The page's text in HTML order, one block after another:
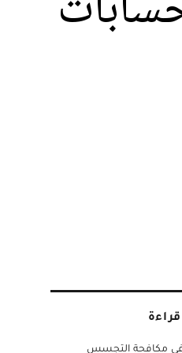
في مكافحة التجسس